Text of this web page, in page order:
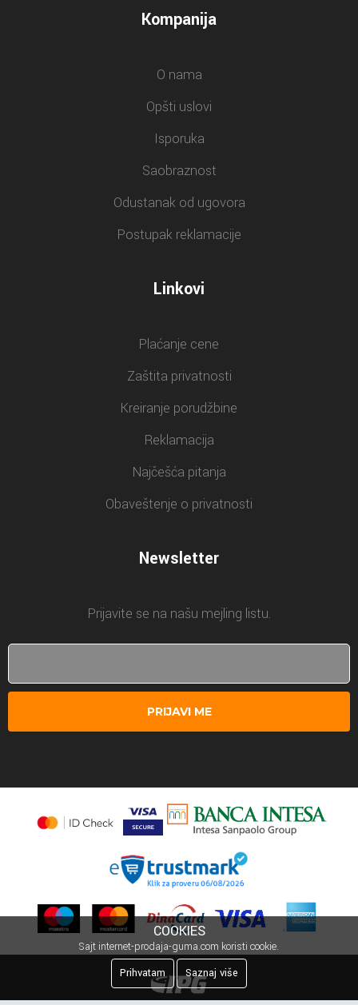
Kompanija
O nama
Opšti uslovi
Isporuka
Saobraznost
Odustanak od ugovora
Postupak reklamacije
Linkovi
Plaćanje cene
Zaštita privatnosti
Kreiranje porudžbine
Reklamacija
Najčešća pitanja
Obaveštenje o privatnosti
Newsletter
Prijavite se na našu mejling listu.
PRIJAVI ME
COOKIES
Sajt internet-prodaja-guma.com koristi cookie.
Prihvatam
Saznaj više